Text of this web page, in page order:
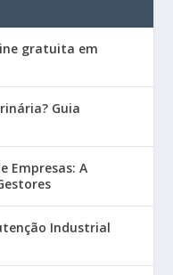
gratuita em
Guia
Empresas: A
Industrial